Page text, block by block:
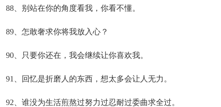
88、别站在你的角度看我，你看不懂。
89、怎敢奢求你将我放入心？
90、只要你还在，我会继续让你喜欢我。
91、回忆是折磨人的东西，想太多会让人无力。
92、谁没为生活煎熬过努力过忍耐过委曲求全过。